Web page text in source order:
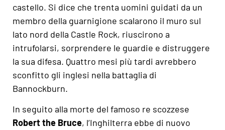
castello. Si dice che trenta uomini guidati da un
membro della guarnigione scalarono il muro sul
lato nord della Castle Rock, riuscirono a
intrufolarsi, sorprendere le guardie e distruggere
la sua difesa. Quattro mesi più tardi avrebbero
sconfitto gli inglesi nella battaglia di
Bannockburn.
In seguito alla morte del famoso re scozzese
Robert the Bruce, l’Inghilterra ebbe di nuovo